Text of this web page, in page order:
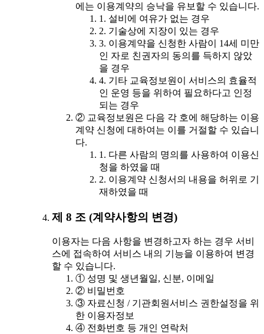
에는 이용계약의 승낙을 유보할 수 있습니다.
1. 설비에 여유가 없는 경우
2. 기술상에 지장이 있는 경우
3. 이용계약을 신청한 사람이 14세 미만
인 자로 친권자의 동의를 득하지 않았
을 경우
4. 기타 교육정보원이 서비스의 효율적
인 운영 등을 위하여 필요하다고 인정
되는 경우
② 교육정보원은 다음 각 호에 해당하는 이용
계약 신청에 대하여는 이를 거절할 수 있습니
다.
1. 다른 사람의 명의를 사용하여 이용신
청을 하였을 때
2. 이용계약 신청서의 내용을 허위로 기
재하였을 때
제 8 조 (계약사항의 변경)
이용자는 다음 사항을 변경하고자 하는 경우 서비
스에 접속하여 서비스 내의 기능을 이용하여 변경
할 수 있습니다.
① 성명 및 생년월일, 신분, 이메일
② 비밀번호
③ 자료신청 / 기관회원서비스 권한설정을 위
한 이용자정보
④ 전화번호 등 개인 연락처